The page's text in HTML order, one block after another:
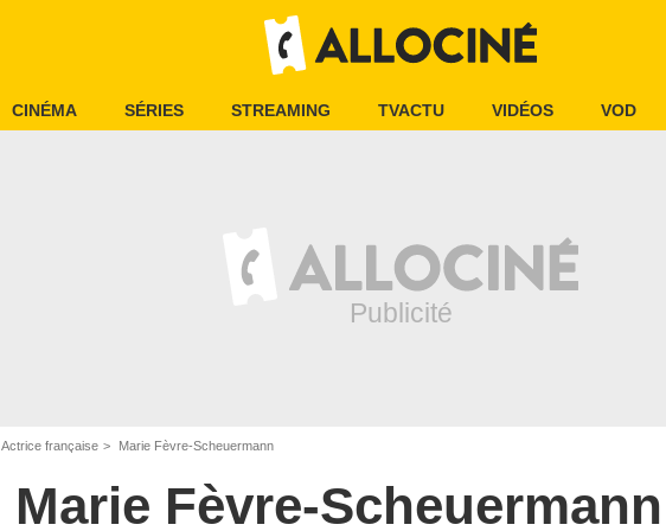
CINÉMA SÉRIES STREAMING TVACTU VIDÉOS VOD
Actrice française Marie Fèvre-Scheuermann
Marie Fèvre-Scheuermann